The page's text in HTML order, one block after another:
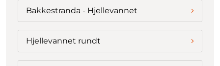
Bakkestranda - Hjellevannet
Hjellevannet rundt